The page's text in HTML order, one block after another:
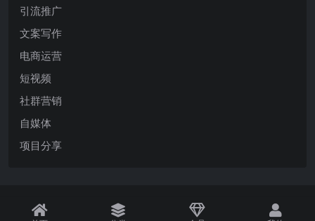
引流推广
文案写作
电商运营
短视频
社群营销
自媒体
项目分享